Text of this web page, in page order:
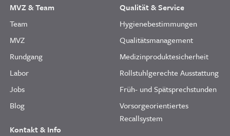
MVZ & Team
Team
MVZ
Rundgang
Labor
Jobs
Blog
Kontakt & Info
Qualität & Service
Hygienebestimmungen
Qualitätsmanagement
Medizinproduktesicherheit
Rollstuhlgerechte Ausstattung
Früh- und Spätsprechstunden
Vorsorgeorientiertes
Recallsystem